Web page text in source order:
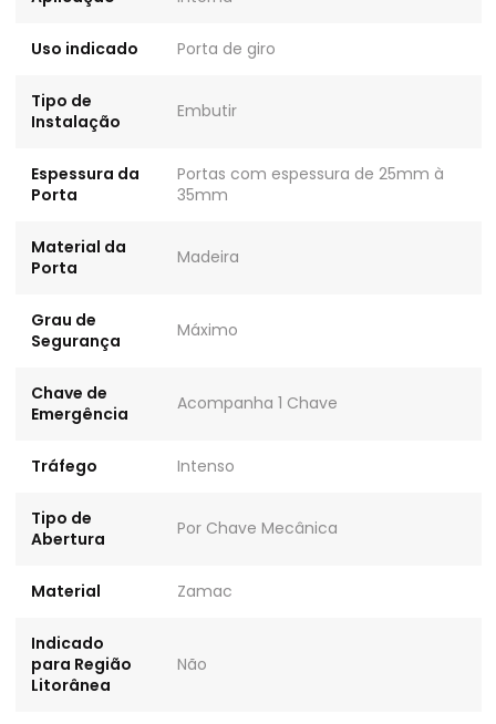
Uso indicado Porta de giro
Tipo de
Instalação
Embutir
Espessura da
Porta
Portas com espessura de 25mm à
35mm
Material da
Porta
Madeira
Grau de
Segurança
Máximo
Chave de
Emergência
Acompanha 1 Chave
Tráfego Intenso
Tipo de
Abertura
Por Chave Mecânica
Material Zamac
Indicado
para Região
Litorânea
Não